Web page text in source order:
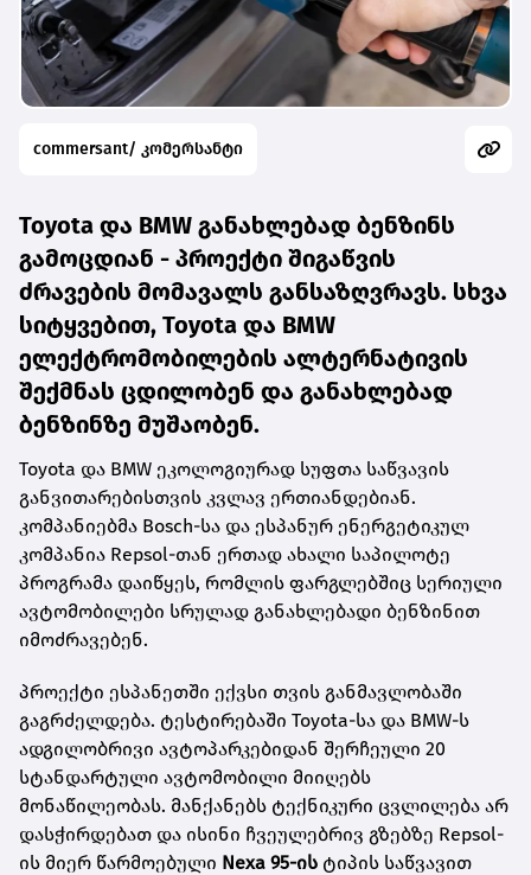
commersant/ კომერსანტი
Toyota და BMW განახლებად ბენზინს
გამოცდიან - პროექტი შიგაწვის
ძრავების მომავალს განსაზღვრავს. სხვა
სიტყვებით, Toyota და BMW
ელექტრომობილების ალტერნატივის
შექმნას ცდილობენ და განახლებად
ბენზინზე მუშაობენ.
Toyota და BMW ეკოლოგიურად სუფთა საწვავის
განვითარებისთვის კვლავ ერთიანდებიან.
კომპანიებმა Bosch-სა და ესპანურ ენერგეტიკულ
კომპანია Repsol-თან ერთად ახალი საპილოტე
პროგრამა დაიწყეს, რომლის ფარგლებშიც სერიული
ავტომობილები სრულად განახლებადი ბენზინით
იმოძრავებენ.
პროექტი ესპანეთში ექვსი თვის განმავლობაში
გაგრძელდება. ტესტირებაში Toyota-სა და BMW-ს
ადგილობრივი ავტოპარკებიდან შერჩეული 20
სტანდარტული ავტომობილი მიიღებს
მონაწილეობას. მანქანებს ტექნიკური ცვლილება არ
დასჭირდებათ და ისინი ჩვეულებრივ გზებზე Repsol-
ის მიერ წარმოებული Nexa 95-ის ტიპის საწვავით